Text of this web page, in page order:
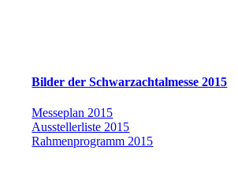
Bilder der Schwarzachtalmesse 2015
Messeplan 2015
Ausstellerliste 2015
Rahmenprogramm 2015